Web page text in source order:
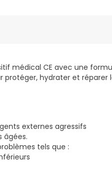
médical CE avec une
hydrater et réparer
externes agressifs
âgées.
tels que :